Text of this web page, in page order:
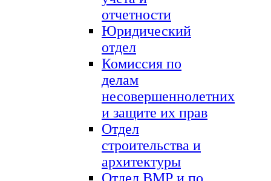
отчетности
Юридический
отдел
Комиссия по
делам
несовершеннолетних
и защите их прав
Отдел
строительства и
архитектуры